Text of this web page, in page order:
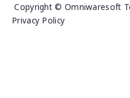
Copyright © Omniwaresoft
Privacy Policy